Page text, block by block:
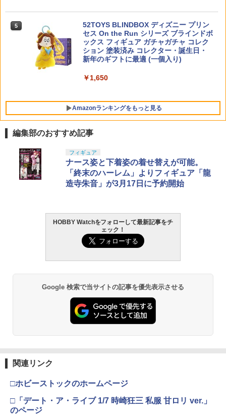
￥2,480
￥3,620
5
52TOYS BLINDBOX ディズニー プリン
セス On the Run シリーズ ブラインドボ
ックス フィギュア ガチャガチャ コレク
ション 塗装済み コレクター・誕生日・
新年のギフトに最適 (一個入り)
￥1,650
Amazonランキングをもっと見る
BANDAI SPIRITS(バンダイ スピリッツ)
30MS SIS-J00 メルンジャ[カラーA] 色
分け済みプラモデル
￥4,200
HG 機動戦士ガンダム00 グラハム専用ユ
ニオンフラッグカスタム 1/144スケール
色分け済みプラモデル
￥1,800
BANDAI SPIRITS(バンダイ スピリッツ)
30MS Fate/Grand Order アルトリア・
キャスター 色分け済みプラモデル
分け済みプラモデル
￥4,450
東京マルイ(TOKYO MARUI) No.25 コル
ト ガバメント HG 18歳以上エアーHOP
ハンドガン
￥3,384
東京マルイ (TOKYO MARUI) ガスブロー
バックマシンガン No.14 20式 5.56mm
小銃 18歳以上 ガスブローバック
￥196,000
東京マルイ(TOKYO MARUI) No.21 H&K
USP HG 18歳以上エアーHOPハンドガン
￥3,409
4
￥4,761
LOCTITE(ロックタイト) シールはがし
プレミアム 220ml
￥962
GSIクレオス Mr.トップコート 水性プレ
ミアムトップコートスプレー 光沢 88ml
ホビー用仕上材 B601
￥748
タミヤ クラフトツールシリーズ No.123
先細薄刃ニッパー (ゲートカット用) プラ
モデル用工具 74123
型用接着剤 87003
￥184
編集部のおすすめ記事
フィギュア
ナース姿と下着姿の着せ替えが可能。
「終末のハーレム」よりフィギュア「龍
造寺朱音」が3月17日に予約開始
HOBBY Watchをフォローして最新記事をチ
ェック！
Google 検索で当サイトの記事を優先表示させる
関連リンク
□ホビーストックのホームページ
□「デート・ア・ライブ 1/7 時崎狂三 私服 甘ロリ ver.」
のページ